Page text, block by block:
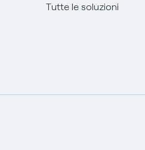
Tutte le soluzioni